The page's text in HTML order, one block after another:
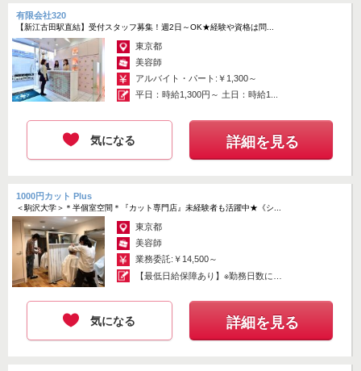
有限会社320
【新江古田駅直結】受付スタッフ募集！週2日～OK★経験や資格は問...
東京都
美容師
アルバイト・パート:￥1,300～
平日：時給1,300円～ 土日：時給1...
気になる 詳細を見る
1000円カット Plus
＜駒沢大学＞＊半個室空間＊『カット専門店』未経験者も活躍中★《シ...
東京都
美容師
業務委託:￥14,500～
気になる 詳細を見る